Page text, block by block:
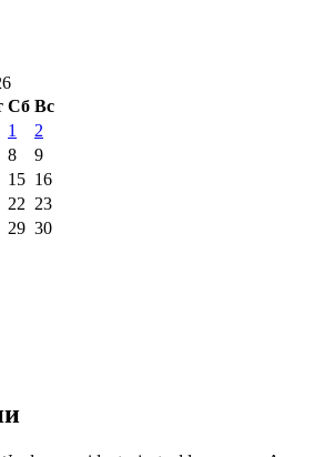
Сб Вс
1
2
8
9
15 16
22 23
29 30